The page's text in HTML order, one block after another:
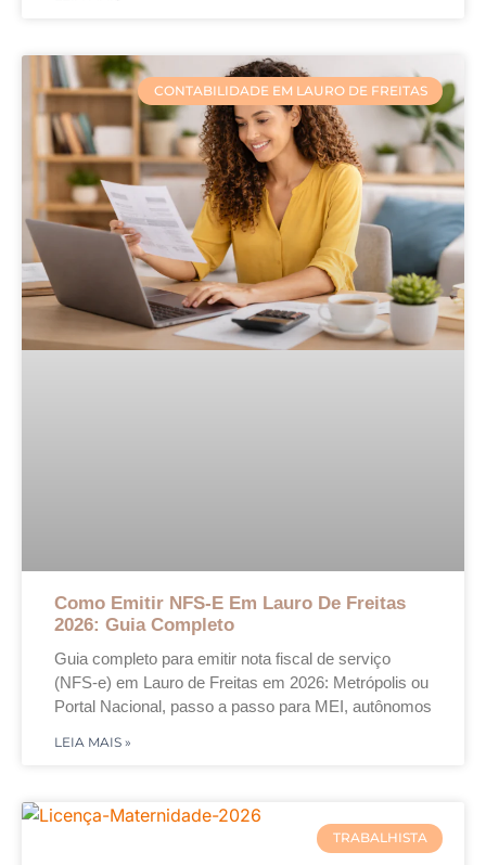
CONTABILIDADE EM LAURO DE FREITAS
Como Emitir NFS-E Em Lauro De Freitas
2026: Guia Completo
Guia completo para emitir nota fiscal de serviço
(NFS-e) em Lauro de Freitas em 2026: Metrópolis ou
Portal Nacional, passo a passo para MEI, autônomos
LEIA MAIS »
TRABALHISTA